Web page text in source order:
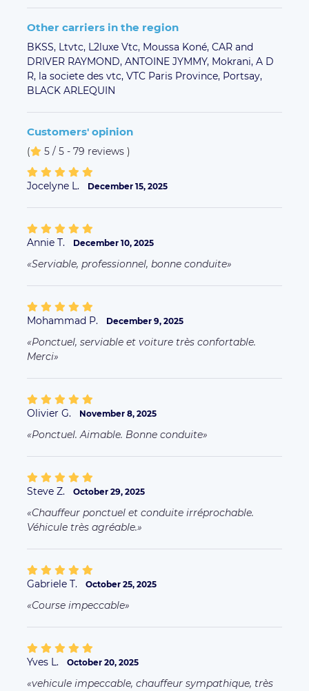
Other carriers in the region
BKSS, Ltvtc, L2luxe Vtc, Moussa Koné, CAR and
DRIVER RAYMOND, ANTOINE JYMMY, Mokrani, A D
R, la societe des vtc, VTC Paris Province, Portsay,
BLACK ARLEQUIN
Customers' opinion
( 5 / 5 - 79 reviews )
Jocelyne L. December 15, 2025
Annie T. December 10, 2025
Serviable, professionnel, bonne conduite
Mohammad P. December 9, 2025
Ponctuel, serviable et voiture très confortable.
Merci
Olivier G. November 8, 2025
Ponctuel. Aimable. Bonne conduite
Steve Z. October 29, 2025
Chauffeur ponctuel et conduite irréprochable.
Véhicule très agréable.
Gabriele T. October 25, 2025
Course impeccable
Yves L. October 20, 2025
vehicule impeccable, chauffeur sympathique, très